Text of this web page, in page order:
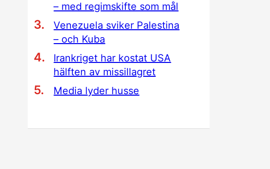
– med regimskifte som mål
Venezuela sviker Palestina
– och Kuba
Irankriget har kostat USA
hälften av missillagret
Media lyder husse